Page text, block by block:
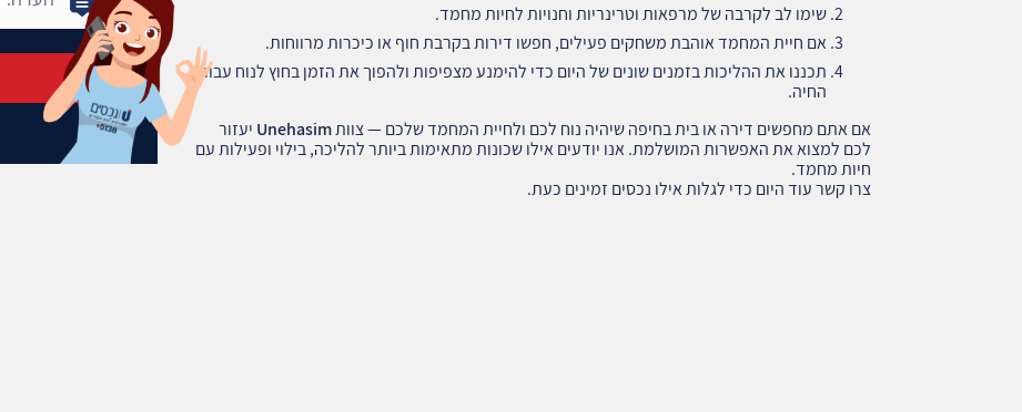
שימו לב לקרבה של מרפאות וטרינריות וחנויות לחיות מחמד.
אם חיית המחמד אוהבת משחקים פעילים, חפשו דירות בקרבת חוף או כיכרות מרווחות.
תכננו את ההליכות בזמנים שונים של היום כדי להימנע מצפיפות ולהפוך את הזמן בחוץ לנוח עבור
החיה.
אם אתם מחפשים דירה או בית בחיפה שיהיה נוח לכם ולחיית המחמד שלכם — צוותUnehasim יעזור
לכם למצוא את האפשרות המושלמת. אנו יודעים אילו שכונות מתאימות ביותר להליכה, בילוי ופעילות עם
חיות מחמד.
צרו קשר עוד היום כדי לגלות אילו נכסים זמינים כעת.